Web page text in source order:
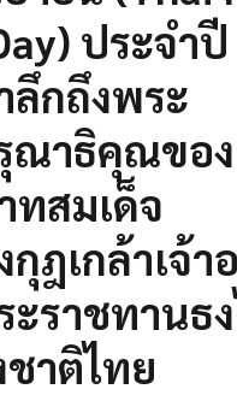
ประจำ
ลึกถึงพระ
ณาธิคุณของ
ทสมเด็จ
ฎเกล้าเจ้า
ราชทานธ
ชาติไทย